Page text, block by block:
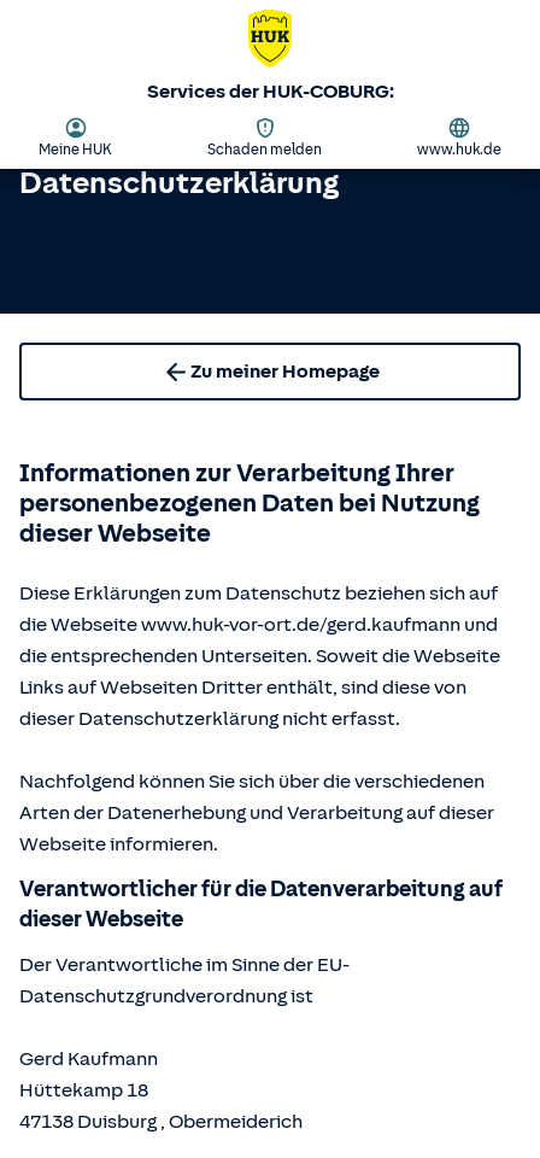
Services der HUK-COBURG:
Meine HUK Schaden melden www.huk.de
Datenschutzerklärung
Zu meiner Homepage
Informationen zur Verarbeitung Ihrer
personenbezogenen Daten bei Nutzung
dieser Webseite
Diese Erklärungen zum Datenschutz beziehen sich auf
die Webseite www.huk-vor-ort.de/gerd.kaufmann und
die entsprechenden Unterseiten. Soweit die Webseite
Links auf Webseiten Dritter enthält, sind diese von
dieser Datenschutzerklärung nicht erfasst.
Nachfolgend können Sie sich über die verschiedenen
Arten der Datenerhebung und Verarbeitung auf dieser
Webseite informieren.
Verantwortlicher für die Datenverarbeitung auf
dieser Webseite
Der Verantwortliche im Sinne der EU-
Datenschutzgrundverordnung ist
Gerd Kaufmann
Hüttekamp 18
47138 Duisburg , Obermeiderich